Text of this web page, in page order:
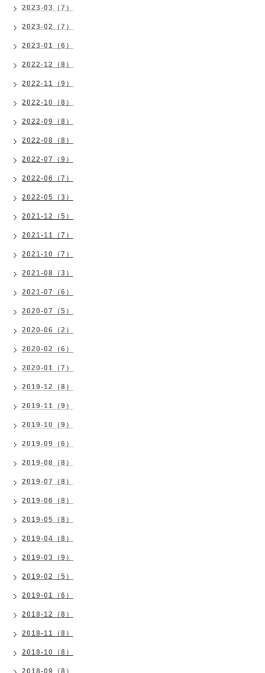
2023-03（7）
2023-02（7）
2023-01（6）
2022-12（8）
2022-11（9）
2022-10（8）
2022-09（8）
2022-08（8）
2022-07（9）
2022-06（7）
2022-05（3）
2021-12（5）
2021-11（7）
2021-10（7）
2021-08（3）
2021-07（6）
2020-07（5）
2020-06（2）
2020-02（6）
2020-01（7）
2019-12（8）
2019-11（9）
2019-10（9）
2019-09（6）
2019-08（8）
2019-07（8）
2019-06（8）
2019-05（8）
2019-04（8）
2019-03（9）
2019-02（5）
2019-01（6）
2018-12（8）
2018-11（8）
2018-10（8）
2018-09（8）